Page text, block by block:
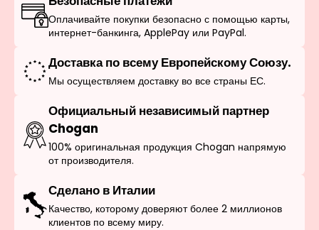
Оплачивайте покупки безопасно с помощью карты,
интернет-банкинга, ApplePay или PayPal.
Доставка по всему Европейскому Союзу.
Мы осуществляем доставку во все страны ЕС.
Официальный независимый партнер
Chogan
100% оригинальная продукция Chogan напрямую
от производителя.
Сделано в Италии
Качество, которому доверяют более 2 миллионов
клиентов по всему миру.